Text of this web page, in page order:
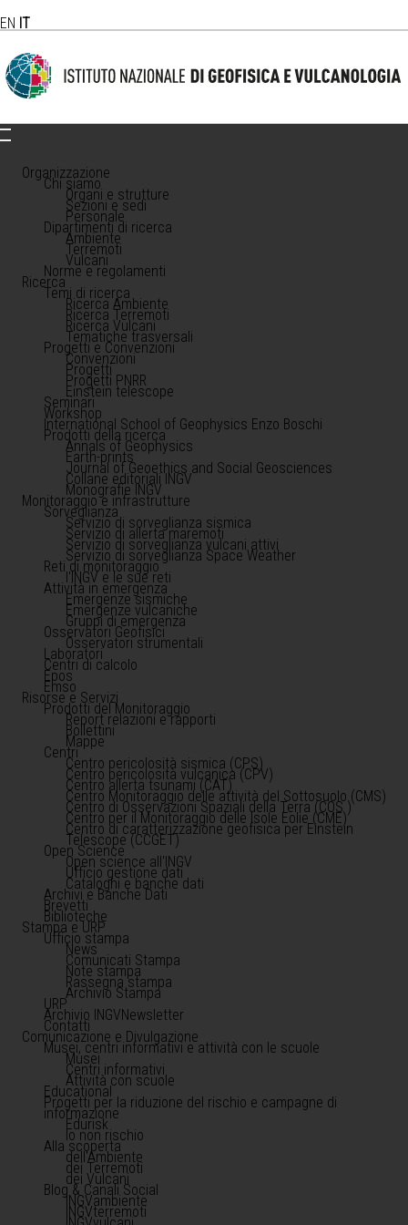
EN IT
Organizzazione
Chi siamo
Organi e strutture
Sezioni e sedi
Personale
Dipartimenti di ricerca
Ambiente
Terremoti
Vulcani
Norme e regolamenti
Ricerca
Temi di ricerca
Ricerca Ambiente
Ricerca Terremoti
Ricerca Vulcani
Tematiche trasversali
Progetti e Convenzioni
Convenzioni
Progetti
Progetti PNRR
Einstein telescope
Seminari
Workshop
International School of Geophysics Enzo Boschi
Prodotti della ricerca
Annals of Geophysics
Earth-prints
Journal of Geoethics and Social Geosciences
Collane editoriali INGV
Monografie INGV
Monitoraggio e infrastrutture
Sorveglianza
Servizio di sorveglianza sismica
Servizio di allerta maremoti
Servizio di sorveglianza vulcani attivi
Servizio di sorveglianza Space Weather
Reti di monitoraggio
l'INGV e le sue reti
Attività in emergenza
Emergenze sismiche
Emergenze vulcaniche
Gruppi di emergenza
Osservatori Geofisici
Osservatori strumentali
Laboratori
Centri di calcolo
Epos
Emso
Risorse e Servizi
Prodotti del Monitoraggio
Report relazioni e rapporti
Bollettini
Mappe
Centri
Centro pericolosità sismica (CPS)
Centro pericolosità vulcanica (CPV)
Centro allerta tsunami (CAT)
Centro Monitoraggio delle attività del Sottosuolo (CMS)
Centro di Osservazioni Spaziali della Terra (COS )
Centro per il Monitoraggio delle Isole Eolie (CME)
Centro di caratterizzazione geofisica per Einstein
Telescope (CCGET)
Open Science
Open science all'INGV
Ufficio gestione dati
Cataloghi e banche dati
Archivi e Banche Dati
Brevetti
Biblioteche
Stampa e URP
Ufficio stampa
News
Comunicati Stampa
Note stampa
Rassegna stampa
Archivio Stampa
URP
Archivio INGVNewsletter
Contatti
Comunicazione e Divulgazione
Musei, centri informativi e attività con le scuole
Musei
Centri informativi
Attività con scuole
Educational
Progetti per la riduzione del rischio e campagne di
informazione
Edurisk
Io non rischio
Alla scoperta
dell'Ambiente
dei Terremoti
dei Vulcani
Blog & Canali Social
INGVambiente
INGVterremoti